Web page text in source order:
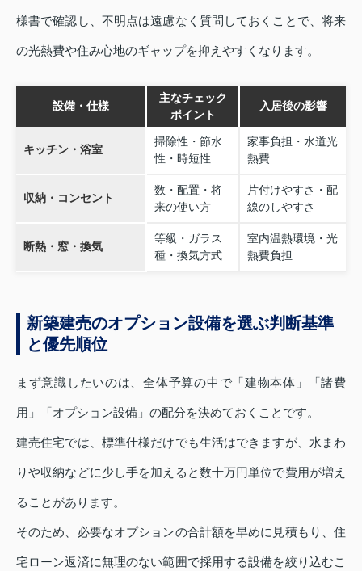
様書で確認し、不明点は遠慮なく質問しておくことで、将来
の光熱費や住み心地のギャップを抑えやすくなります。
設備・仕様
主なチェック
ポイント
入居後の影響
キッチン・浴室
掃除性・節水
性・時短性
家事負担・水道光
熱費
収納・コンセント
数・配置・将
来の使い方
片付けやすさ・配
線のしやすさ
断熱・窓・換気
等級・ガラス
種・換気方式
室内温熱環境・光
熱費負担
新築建売のオプション設備を選ぶ判断基準
と優先順位
まず意識したいのは、全体予算の中で「建物本体」「諸費
用」「オプション設備」の配分を決めておくことです。
建売住宅では、標準仕様だけでも生活はできますが、水まわ
りや収納などに少し手を加えると数十万円単位で費用が増え
ることがあります。
そのため、必要なオプションの合計額を早めに見積もり、住
宅ローン返済に無理のない範囲で採用する設備を絞り込むこ